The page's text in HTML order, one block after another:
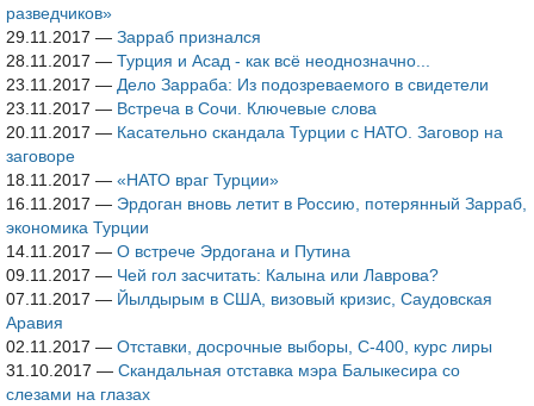
разведчиков»
29.11.2017 — Зарраб признался
28.11.2017 — Турция и Асад - как всё неоднозначно...
23.11.2017 — Дело Зарраба: Из подозреваемого в свидетели
23.11.2017 — Встреча в Сочи. Ключевые слова
20.11.2017 — Касательно скандала Турции с НАТО. Заговор на
заговоре
18.11.2017 — «НАТО враг Турции»
16.11.2017 — Эрдоган вновь летит в Россию, потерянный Зарраб,
экономика Турции
14.11.2017 — О встрече Эрдогана и Путина
09.11.2017 — Чей гол засчитать: Калына или Лаврова?
07.11.2017 — Йылдырым в США, визовый кризис, Саудовская
Аравия
02.11.2017 — Отставки, досрочные выборы, С-400, курс лиры
31.10.2017 — Скандальная отставка мэра Балыкесира со
слезами на глазах